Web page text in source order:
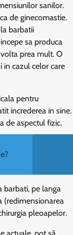
sanilor.
de ginecomastie.
barbatii
sa produca
prea mult. O
in cazul celor care
pentru
increderea in sine.
de aspectul fizic.
barbati, pe langa
(redimensionarea
pleoapelor.